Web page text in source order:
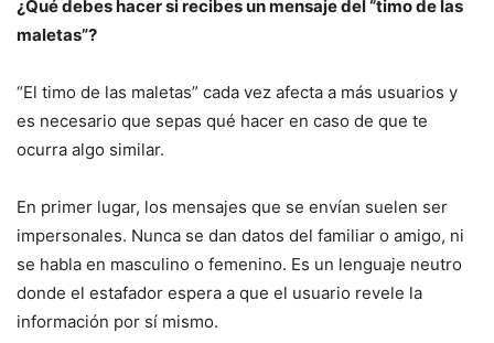
¿Qué debes hacer si recibes un mensaje del “timo de las
maletas”?
“El timo de las maletas” cada vez afecta a más usuarios y
es necesario que sepas qué hacer en caso de que te
ocurra algo similar.
En primer lugar, los mensajes que se envían suelen ser
impersonales. Nunca se dan datos del familiar o amigo, ni
se habla en masculino o femenino. Es un lenguaje neutro
donde el estafador espera a que el usuario revele la
información por sí mismo.